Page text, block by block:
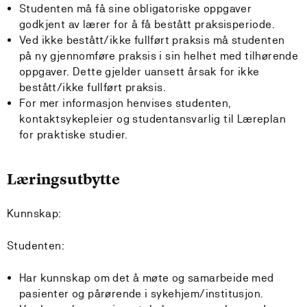
Studenten må få sine obligatoriske oppgaver
godkjent av lærer for å få bestått praksisperiode.
Ved ikke bestått/ikke fullført praksis må studenten
på ny gjennomføre praksis i sin helhet med tilhørende
oppgaver. Dette gjelder uansett årsak for ikke
bestått/ikke fullført praksis.
For mer informasjon henvises studenten,
kontaktsykepleier og studentansvarlig til Læreplan
for praktiske studier.
Læringsutbytte
Kunnskap:
Studenten:
Har kunnskap om det å møte og samarbeide med
pasienter og pårørende i sykehjem/institusjon.